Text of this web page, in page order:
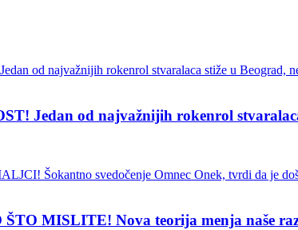
Jedan od najvažnijih rokenrol
MISLITE! Nova teorija menja naše